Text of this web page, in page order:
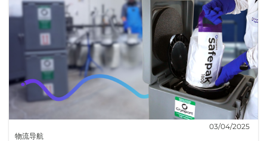
物流导航
03/04/2025